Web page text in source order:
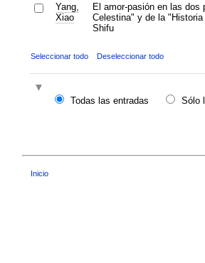
Yang,
Xiao
El amor-pasión en las dos
Celestina" y de la
Shifu
Seleccionar todo Deseleccionar todo
Todas las entradas
Sólo
Inicio